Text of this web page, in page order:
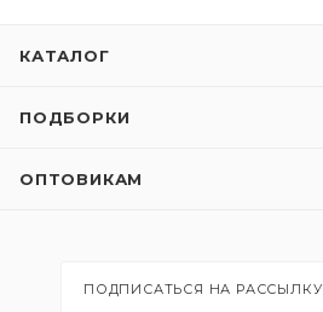
КАТАЛОГ
ПОДБОРКИ
ОПТОВИКАМ
ПОДПИСАТЬСЯ НА РАССЫЛКУ